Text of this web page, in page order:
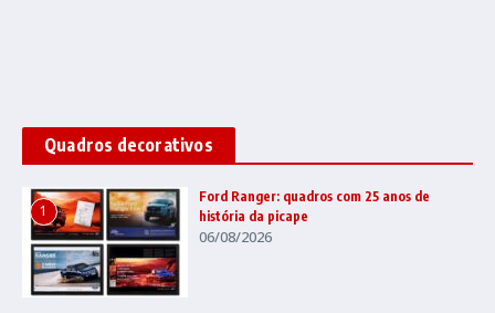
Quadros decorativos
1
Ford Ranger: quadros com 25 anos de
história da picape
06/08/2026